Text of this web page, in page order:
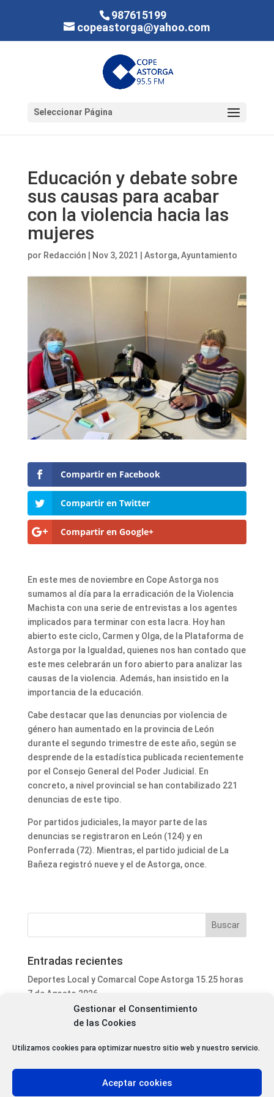
Gestionar el Consentimiento
de las Cookies
Utilizamos cookies para optimizar nuestro sitio web y nuestro servicio.
Aceptar cookies
987615199
copeastorga@yahoo.com
Seleccionar Página
Educación y debate sobre
sus causas para acabar
con la violencia hacia las
mujeres
por Redacción Nov 3, 2021 Astorga,Ayuntamiento
Compartir en Facebook
Compartir en Twitter
Compartir en Google+
En este mes de noviembre en Cope Astorga nos
sumamos al día para la erradicación de la Violencia
Machista con una serie de entrevistas a los agentes
implicados para terminar con esta lacra. Hoy han
abierto este ciclo, Carmen y Olga, de la Plataforma de
Astorga por la Igualdad, quienes nos han contado que
este mes celebrarán un foro abierto para analizar las
causas de la violencia. Además, han insistido en la
importancia de la educación.
Cabe destacar que las denuncias por violencia de
género han aumentado en la provincia de León
durante el segundo trimestre de este año, según se
desprende de la estadística publicada recientemente
por el Consejo General del Poder Judicial. En
concreto, a nivel provincial se han contabilizado 221
denuncias de este tipo.
Por partidos judiciales, la mayor parte de las
denuncias se registraron en León (124) y en
Ponferrada (72). Mientras, el partido judicial de La
Bañeza registró nueve y el de Astorga, once.
Entradas recientes
Deportes Local y Comarcal Cope Astorga 15.25 horas
7 de Agosto 2026
Informativo Mediodía Cope Astorga 14.20 horas 7 de
Agosto 2026
San Justo de la Vega acoge este fin de semana un
Programa Local Cope Astorga 7 de Agosto 2026